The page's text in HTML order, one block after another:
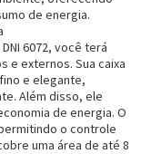
de energia.
6072, você terá
e externos. Sua caixa
e elegante,
Além disso, ele
de energia. O
o controle
uma área de até 8